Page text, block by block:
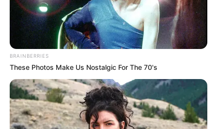
BRAINBERRIES
These Photos Make Us Nostalgic For The 70's